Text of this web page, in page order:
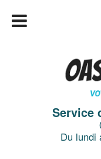
Service
Du lundi